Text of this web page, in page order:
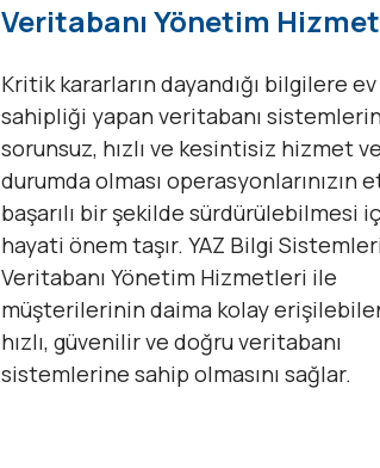
Veritabanı Yönetim
Kritik kararların dayandığı bilgilere ev
sahipliği yapan veritabanı
sorunsuz, hızlı ve kesintisiz hizmet
durumda olması operasyonlarınızın
başarılı bir şekilde sürdürülebilmesi
hayati önem taşır. YAZ Bilgi
Veritabanı Yönetim Hizmetleri ile
müşterilerinin daima kolay
hızlı, güvenilir ve doğru veritabanı
sistemlerine sahip olmasını sağlar.